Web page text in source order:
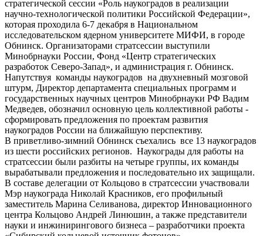
стратегической сессии «Роль наукоградов в реализации
научно-технологической политики Российской Федерации»,
которая проходила 6-7 декабря в Национальном
исследовательском ядерном университете МИФИ, в городе
Обнинск. Организаторами стратсессии выступили
Минобрнауки России, Фонд «Центр стратегических
разработок Северо-Запад», и администрация г. Обнинск.
Напутствуя команды наукоградов на двухневный мозговой
штурм, Директор департамента специальных программ и
государственных научных центров Минобрнауки РФ Вадим
Медведев, обозначил основную цель коллективной работы -
сформировать предложения по проектам развития
наукоградов России на ближайшую перспективу.
В приветливо-зимний Обнинск съехались все 13 наукоградов
из шести российских регионов. Наукограды для работы на
стратсессии были разбиты на четыре группы, их команды
вырабатывали предложения и последовательно их защищали.
В составе делегации от Кольцово в стратсессии участвовали
Мэр наукограда Николай Красников, его профильный
заместитель Марина Селиванова, директор Инновационного
центра Кольцово Андрей Линюшин, а также представители
науки и инжинирингового бизнеса – разработчики проекта